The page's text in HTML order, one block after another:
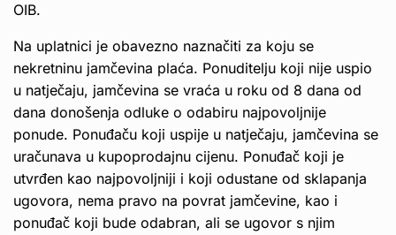
OIB.
Na uplatnici je obavezno naznačiti za koju se
nekretninu jamčevina plaća. Ponuditelju koji nije uspio
u natječaju, jamčevina se vraća u roku od 8 dana od
dana donošenja odluke o odabiru najpovoljnije
ponude. Ponuđaču koji uspije u natječaju, jamčevina se
uračunava u kupoprodajnu cijenu. Ponuđač koji je
utvrđen kao najpovoljniji i koji odustane od sklapanja
ugovora, nema pravo na povrat jamčevine, kao i
ponuđač koji bude odabran, ali se ugovor s njim